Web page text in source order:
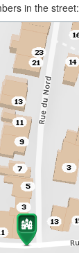
in the street: